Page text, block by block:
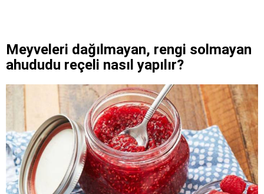
Meyveleri dağılmayan, rengi solmayan
ahududu reçeli nasıl yapılır?